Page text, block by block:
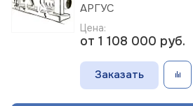
АРГУС
Цена:
от 1 108 000 руб.
Заказать